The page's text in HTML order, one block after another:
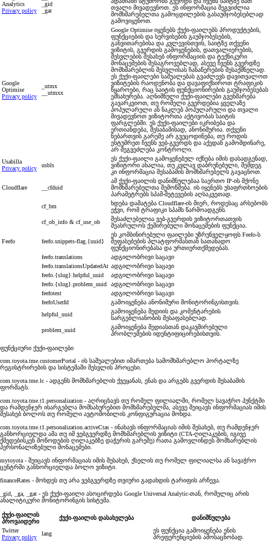
Analytics
Privacy policy
_gid
_gat
თვალი მივადევნოთ. ეს ინფორმაცია შეგვიძლია
მომხმარებელთა გამოცდილების გასაუმჯობესებლად
გამოვიყენოთ.
Google
Optimise
Privacy policy
_utmx
__utmxx
Google Optimise იყენებს ქუქი-ფაილებს პროდუქტების,
ფუნქციების და სერვისების გაუმჯობესების,
განვითარებისა და კვლევისთვის, საიტზე თქვენი
ვიზიტის, გვერდის გამოყენების, დათვალიერების,
შესვლების შესახებ ინფორმაციის და ტექნიკური
მონაცემების შესაგროვებლად, ასევე ჩვენს გვერდზე
მომხმარებლის შესვლისას ჩანაწერების შესაქმნელად.
ეს ქუქი-ფაილები საშუალებას გვაძლევს დავითვალოთ
ვიზიტების რაოდენობა და დავაფიქსიროთ ტრაფიკის
წყაროები, რაც საიტის ფუნქციონირების გაუმჯობესებას
ემსახურება. აღნიშნული ქუქი-ფაილები გვეხმარება
გავარკვიოთ, თუ რომელი გვერდებია ყველაზე
პოპულარული ან ნაკლებ პოპულარული და თვალი
მივადევნოთ ვიზიტორთა აქტივობას საიტის
ფარგლებში. ეს ქუქი-ფაილები იკრიბება და
ერთიანდება, შესაბამისად, ანონიმურია. თქვენი
ნებართვის გარეშე არ გვეცოდინება, თუ როდის
ესტუმრეთ ჩვენს ვებ-გვერდს და აქედან გამომდინარე,
არ შეგვეძლება კონტროლი.
Usabilla
Privacy policy
usbls
ეს ქუქი-ფაილი გამოყენებულ იქნება იმის დასადგენად,
ვიზიტორი ახალია, თუ კვლავ დაბრუნებული, შემდეგ
კი ინფორმაცია შესაბამის მომხმარებელს გავაცნოთ.
Cloudflare __cfduid
ამ ქუქი-ფაილის დანიშნულებაა საერთო IP-ის მქონე
მომხმარებელთა შემოწმება. ის იყენებს უსაფრთხოების
პარამეტრებს სპამ-შეტევების აღსაკვეთად.
cf_bm
ხდება დამატება Cloudflare-ის მიერ, როდესაც არსებობს
ეჭვი, რომ ტრაფიკი სპამს წარმოადგენს.
cf_ob_info & cf_use_ob
შესაძლებელია ვებ-გვერდის ვიზიტორთათვის
შეასრულოს ქეშირებული მონაცემების ფუნქცია.
Feefo feefo.snippets-flag.{uuid}
ეს კომბინირებული ფაილები უზრუნველყოფს Feefo-ს
შეფასებების პლატფორმასთან სათანადო
ფუნქციონირებასა და ურთიერთქმედებას.
feefo.translations
ადგილობრივი საცავი
feefo.translationsUpdatedAt ადგილობრივი საცავი
feefo.{slug}.helpful_uuid
ადგილობრივი საცავი
feefo.{slug}.problem_uuid
ადგილობრივი საცავი
feefotest
ადგილობრივი საცავი
feefoUserId
გამოიყენება ანონიმური მონიტორინგისთვის.
helpful_uuid
გამოიყენება მედიის და კომენტარების
სარგებლიანობის შესაფასებლად.
problem_uuid
გამოიყენება მედიასთან დაკავშირებული
პრობლემების იდენტიფიცირებისთვის.
ფუნქციური ქუქი-ფაილები
com.toyota.tme.customerPortal - ის საშუალებით იმართება სამომხმარებლო პორტალზე
რეგისტრირების და სისტემაში შესვლის პროცესი.
com.toyota.tme.lc - ადგენს მომხმარებლის ქვეყანას, ენას და არგებს გვერდის შესაბამის
ფორმატს.
com.toyota.tme.t1.personalization - აღრიცხავს თუ რომელ ფილიალში, რომელ სავაჭრო პუნქტში
და რამდენჯერ ისარგებლა მომსახურებით მომხმარებელმა, ასევე შეიცავს ინფორმაციას იმის
შესახებ ბოლოს თუ რომელი ავტომობილის კონფიგურაცია მოხდა.
com.toyota.tme.t1.personalization.activeCtas - ინახავს ინფორმაციას იმის შესახებ, თუ რამდენჯერ
განხორციელდა ამა თუ იმ ვებგვერდზე მომხმარებლის ვიზიტი (CTA-ღილაკების, იგივე
ქმედებისკენ მოწოდების ღილაკებზე დაჭერის გარეშე) რათა გამოვლინდეს მომხარებლის
პერსონალიზებული მონაცემები.
mytoyota - შეიცავს ინფორმაციას იმის შესახებ, ქსელის თუ რომელ ფილიალსა ან სავაჭრო
ცენტრში განხორციელდა ბოლო ვიზიტი.
financeRates - მოხდეს თუ არა ვებგვერდზე თვიური გადახდის ტარიფის არჩევა.
_gid, _ga, _gat - ეს ქუქი-ფაილი ასოცირდება Google Universal Analytic-თან, რომელიც არის
ანალიტიკური მონიტორინგის სისტემა.
ქუქი-ფაილის
პროვაიდერი
ქუქი-ფაილის დასახელება
დანიშნულება
Twitter
Privacy policy
lang
ეს ფუნქცია გამოიყენება ენის
პრეფერენციების ამოსაცნობად.